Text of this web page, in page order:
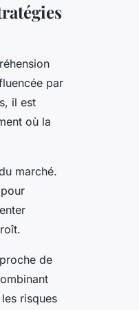
par
il est
où la
marché.
de
risques